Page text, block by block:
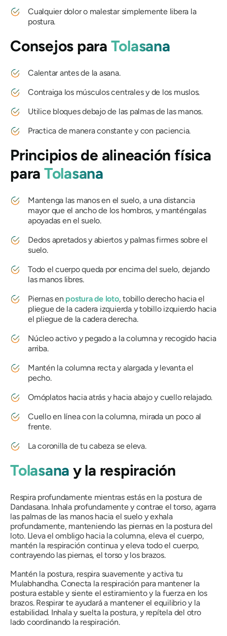
Cualquier dolor o malestar simplemente libera la
postura.
Consejos para Tolasana
Calentar antes de la asana.
Contraiga los músculos centrales y de los muslos.
Utilice bloques debajo de las palmas de las manos.
Practica de manera constante y con paciencia.
Principios de alineación física
para Tolasana
Mantenga las manos en el suelo, a una distancia
mayor que el ancho de los hombros, y manténgalas
apoyadas en el suelo.
Dedos apretados y abiertos y palmas firmes sobre el
suelo.
Todo el cuerpo queda por encima del suelo, dejando
las manos libres.
Piernas en postura de loto, tobillo derecho hacia el
pliegue de la cadera izquierda y tobillo izquierdo hacia
el pliegue de la cadera derecha.
Núcleo activo y pegado a la columna y recogido hacia
arriba.
Mantén la columna recta y alargada y levanta el
pecho.
Omóplatos hacia atrás y hacia abajo y cuello relajado.
Cuello en línea con la columna, mirada un poco al
frente.
La coronilla de tu cabeza se eleva.
Tolasana y la respiración
Respira profundamente mientras estás en la postura de
Dandasana. Inhala profundamente y contrae el torso, agarra
las palmas de las manos hacia el suelo y exhala
profundamente, manteniendo las piernas en la postura del
loto. Lleva el ombligo hacia la columna, eleva el cuerpo,
mantén la respiración continua y eleva todo el cuerpo,
contrayendo las piernas, el torso y los brazos.
Mantén la postura, respira suavemente y activa tu
Mulabhandha. Conecta la respiración para mantener la
postura estable y siente el estiramiento y la fuerza en los
brazos. Respirar te ayudará a mantener el equilibrio y la
estabilidad. Inhala y suelta la postura, y repítela del otro
lado coordinando la respiración.